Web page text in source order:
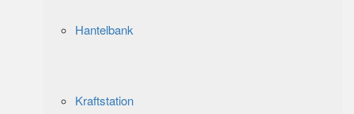
Hantelbank
Kraftstation